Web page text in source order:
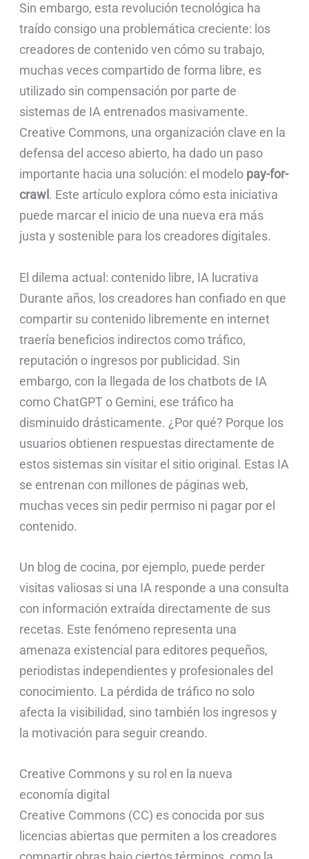
Sin embargo, esta revolución tecnológica ha
traído consigo una problemática creciente: los
creadores de contenido ven cómo su trabajo,
muchas veces compartido de forma libre, es
utilizado sin compensación por parte de
sistemas de IA entrenados masivamente.
Creative Commons, una organización clave en la
defensa del acceso abierto, ha dado un paso
importante hacia una solución: el modelo pay-for-
crawl . Este artículo explora cómo esta iniciativa
puede marcar el inicio de una nueva era más
justa y sostenible para los creadores digitales.
El dilema actual: contenido libre, IA lucrativa
Durante años, los creadores han confiado en que
compartir su contenido libremente en internet
traería beneficios indirectos como tráfico,
reputación o ingresos por publicidad. Sin
embargo, con la llegada de los chatbots de IA
como ChatGPT o Gemini, ese tráfico ha
disminuido drásticamente. ¿Por qué? Porque los
usuarios obtienen respuestas directamente de
estos sistemas sin visitar el sitio original. Estas IA
se entrenan con millones de páginas web,
muchas veces sin pedir permiso ni pagar por el
contenido.
Un blog de cocina, por ejemplo, puede perder
visitas valiosas si una IA responde a una consulta
con información extraída directamente de sus
recetas. Este fenómeno representa una
amenaza existencial para editores pequeños,
periodistas independientes y profesionales del
conocimiento. La pérdida de tráfico no solo
afecta la visibilidad, sino también los ingresos y
la motivación para seguir creando.
Creative Commons y su rol en la nueva
economía digital
Creative Commons (CC) es conocida por sus
licencias abiertas que permiten a los creadores